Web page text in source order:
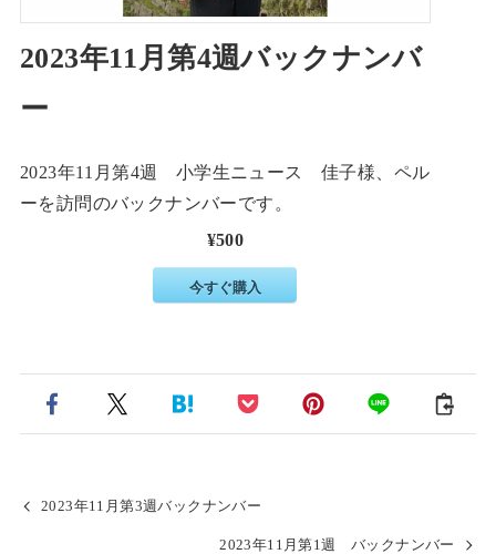
2023年11月第4週バックナンバ
ー
2023年11月第4週 小学生ニュース 佳子様、ペル
ーを訪問のバックナンバーです。
¥500
今すぐ購入
2023年11月第3週バックナンバー
2023年11月第1週 バックナンバー